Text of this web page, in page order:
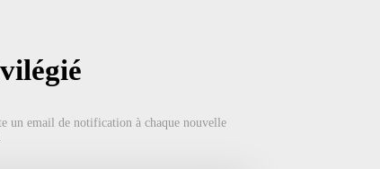
un email de notification à chaque nouvelle